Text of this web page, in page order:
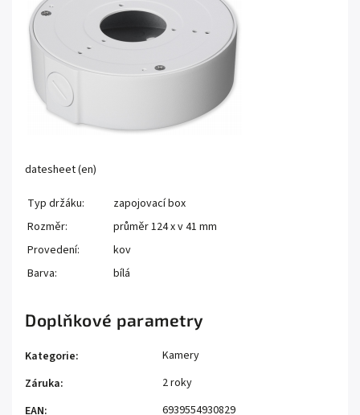
datesheet (en)
Typ držáku:
zapojovací box
Rozměr:
průměr 124 x v 41 mm
Provedení:
kov
Barva:
bílá
Doplňkové parametry
Kategorie:
Kamery
Záruka:
2 roky
EAN: 6939554930829